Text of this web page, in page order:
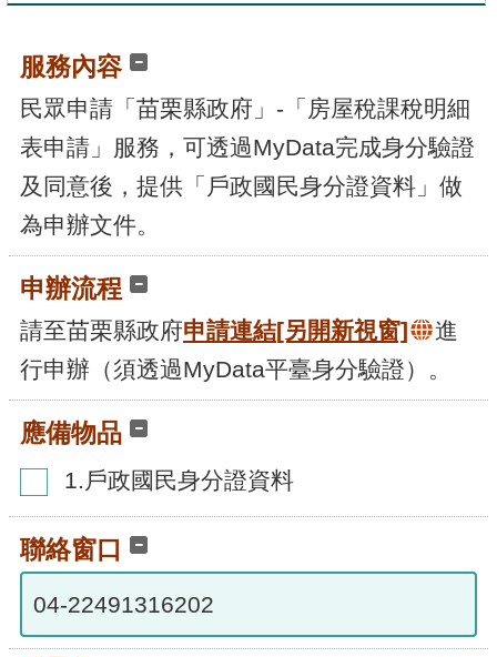
E-
智
能
幫
手
腦
版
服務內容
民眾申請「苗栗縣政府」-「房屋稅課稅明細
表申請」服務，可透過MyData完成身分驗證
及同意後，提供「戶政國民身分證資料」做
為申辦文件。
申辦流程
請至苗栗縣政府申請連結[另開新視窗]
進
行申辦（須透過MyData平臺身分驗證）。
應備物品
1.戶政國民身分證資料
聯絡窗口
04-22491316202